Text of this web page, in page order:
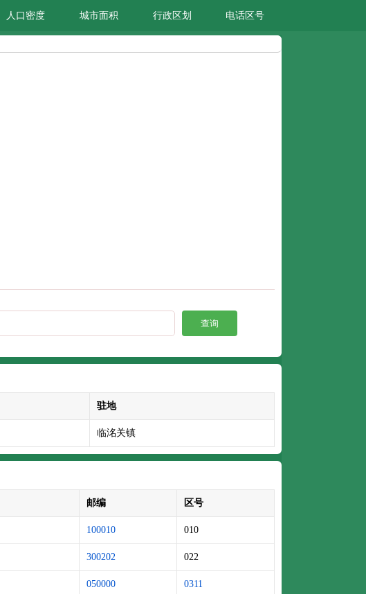
人口密度 城市面积 行政区划 电话区号
查询
驻地
临洺关镇
邮编 区号
100010 010
300202 022
050000 0311